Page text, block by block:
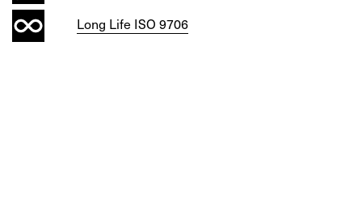
Long Life ISO 9706